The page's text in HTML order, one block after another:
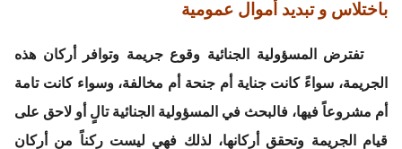
باختلاس و تبديد أموال عمومية
تفترض المسؤولية الجنائية وقوع جريمة وتوافر أركان هذه
الجريمة، سواءً كانت جناية أم جنحة أم مخالفة، وسواء كانت تامة
أم مشروعاً فيها، فالبحث في المسؤولية الجنائية تالٍ أو لاحق على
قيام الجريمة وتحقق أركانها، لذلك فهي ليست ركناً من أركان